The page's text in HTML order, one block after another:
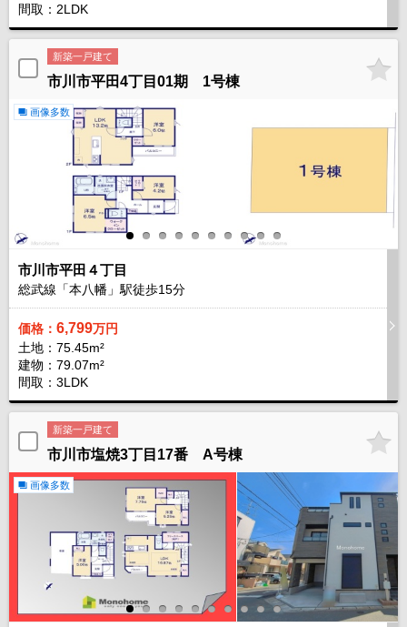
間取：2LDK
新築一戸建て
市川市平田4丁目01期 1号棟
画像多数
市川市平田４丁目
総武線「本八幡」駅徒歩15分
価格： 6,799万円
土地：75.45m²
建物：79.07m²
間取：3LDK
新築一戸建て
市川市塩焼3丁目17番 A号棟
画像多数